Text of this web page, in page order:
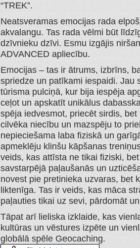
“TREK”.
Neatsveramas emocijas rada
akvalangu. Tas rada vēlmi būt
dzīvnieku dzīvi. Esmu izgājis
ADVANCED apliecību.
Emocijas – tas ir ātrums, izbrīns,
spriedze un patīkami iespaidi. Jau
tūrisma pulciņā, kur bija iespēja
ceļot un apskatīt unikālus
spēja iedvesmot, priecēt sirdis,
cilvēka niecību un mazspēju to
nepieciešama laba fiziskā un
apmeklēju klinšu kāpšanas
veids, kas attīsta ne tikai fiziski,
savstarpējā paļaušanās un
novest pie pretinieka uzvaras, bet
liktenīga. Tas ir veids, kas māca
paļauties tikai uz sevi, pārdomāt
Tāpat arī lieliska izklaide, kas
kultūras un vēstures izpēte un
globālā spēle Geocaching.